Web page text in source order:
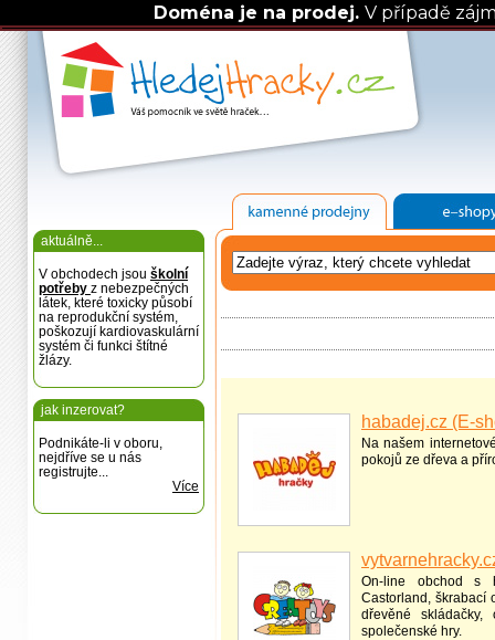
Doména je na prodej.V případě
aktuálně...
V obchodech jsou školní
potřeby z nebezpečných
látek, které toxicky působí
na reprodukční systém,
poškozují kardiovaskulární
systém či funkci štítné
žlázy.
jak inzerovat?
Podnikáte-li v oboru,
nejdříve se u nás
registrujte...
Více
habadej.cz (E-
Na našem
pokojů ze dřeva a
On-line obchod s
Castorland, škrabací
dřevěné skládačky,
společenské hry.